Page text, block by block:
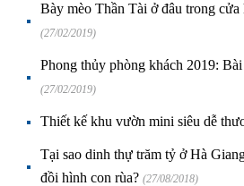
Bày mèo Thần Tài ở đâu trong cửa
(27/02/2019)
Phong thủy phòng khách 2019:
(27/02/2019)
Thiết kế khu vườn mini siêu dễ
Tại sao dinh thự trăm tỷ ở Hà
đồi hình con rùa? (27/08/2018)